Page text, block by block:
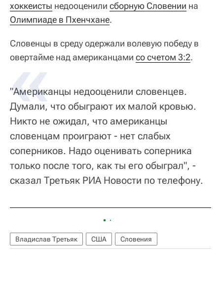
хоккеисты недооценили сборную Словении на
Олимпиаде в Пхенчхане.
Словенцы в среду одержали волевую победу в
овертайме над американцами со счетом 3:2.
"Американцы недооценили словенцев.
Думали, что обыграют их малой кровью.
Никто не ожидал, что американцы
словенцам проиграют - нет слабых
соперников. Надо оценивать соперника
только после того, как ты его обыграл", -
сказал Третьяк РИА Новости по телефону.
Владислав Третьяк США Словения